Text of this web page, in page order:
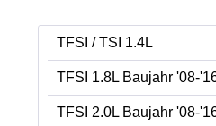
TFSI / TSI 1.4L
TFSI 1.8L Baujahr '08-
TFSI 2.0L Baujahr '08-